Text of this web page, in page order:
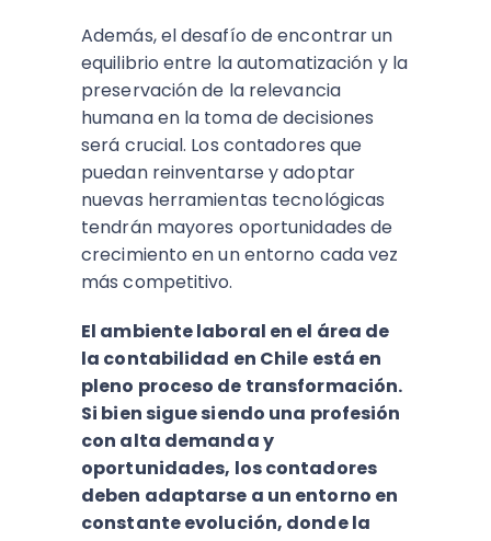
Además, el desafío de encontrar un
equilibrio entre la automatización y la
preservación de la relevancia
humana en la toma de decisiones
será crucial. Los contadores que
puedan reinventarse y adoptar
nuevas herramientas tecnológicas
tendrán mayores oportunidades de
crecimiento en un entorno cada vez
más competitivo.
El ambiente laboral en el área de
la contabilidad en Chile está en
pleno proceso de transformación.
Si bien sigue siendo una profesión
con alta demanda y
oportunidades, los contadores
deben adaptarse a un entorno en
constante evolución, donde la